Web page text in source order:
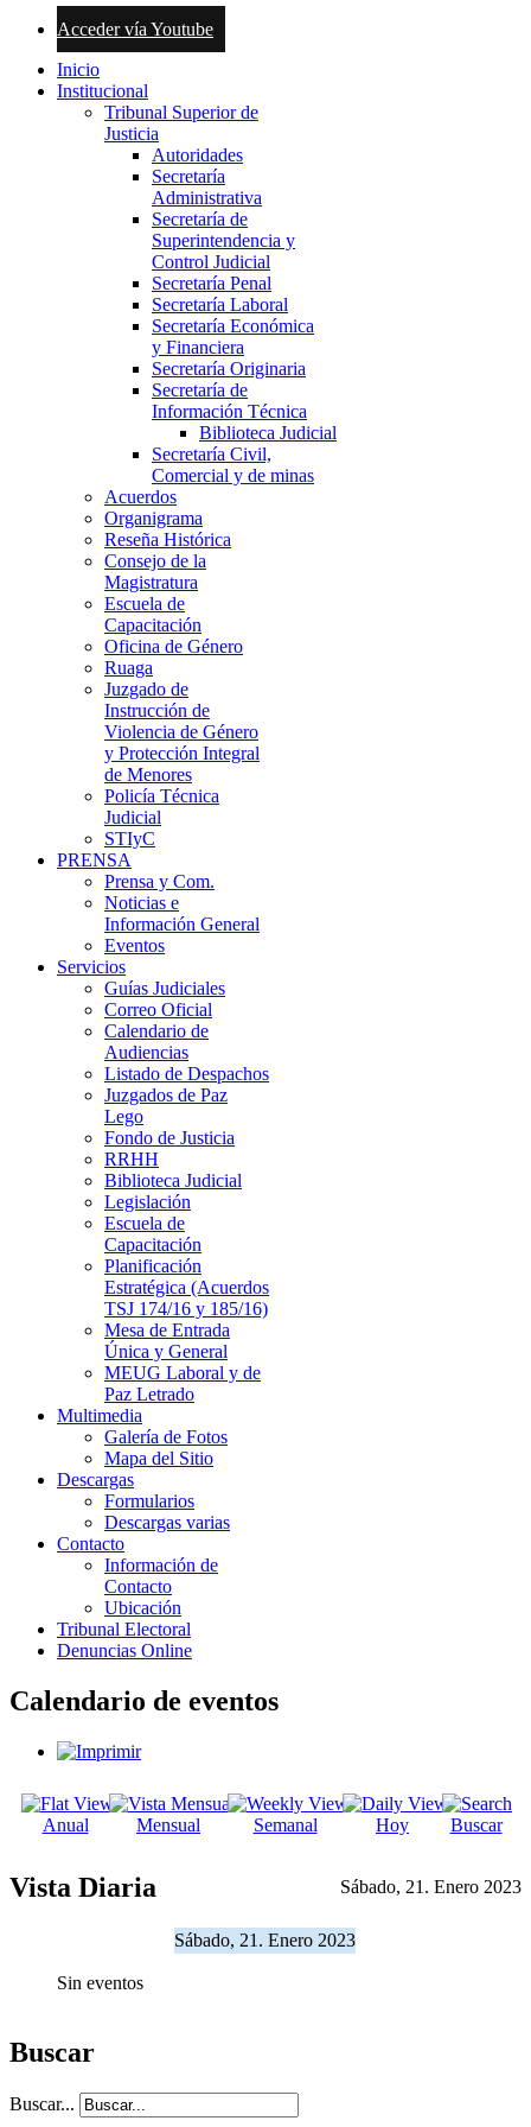
Acceder vía Youtube
Inicio
Institucional
Tribunal Superior de
Justicia
Autoridades
Secretaría
Administrativa
Secretaría de
Superintendencia y
Control Judicial
Secretaría Penal
Secretaría Laboral
Secretaría Económica
y Financiera
Secretaría Originaria
Secretaría de
Información Técnica
Biblioteca Judicial
Secretaría Civil,
Comercial y de minas
Acuerdos
Organigrama
Reseña Histórica
Consejo de la
Magistratura
Escuela de
Capacitación
Oficina de Género
Ruaga
Juzgado de
Instrucción de
Violencia de Género
y Protección Integral
de Menores
Policía Técnica
Judicial
STIyC
PRENSA
Prensa y Com.
Noticias e
Información General
Eventos
Servicios
Guías Judiciales
Correo Oficial
Calendario de
Audiencias
Listado de Despachos
Juzgados de Paz
Lego
Fondo de Justicia
RRHH
Biblioteca Judicial
Legislación
Escuela de
Capacitación
Planificación
Estratégica (Acuerdos
TSJ 174/16 y 185/16)
Mesa de Entrada
Única y General
MEUG Laboral y de
Paz Letrado
Multimedia
Galería de Fotos
Mapa del Sitio
Descargas
Formularios
Descargas varias
Contacto
Información de
Contacto
Ubicación
Tribunal Electoral
Denuncias Online
Calendario de eventos
Anual Mensual Semanal Hoy Buscar
Vista Diaria Sábado, 21. Enero 2023
Sábado, 21. Enero 2023
Sin eventos
Buscar
Buscar...